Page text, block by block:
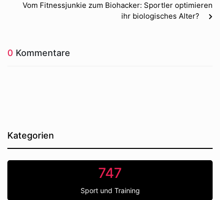
Vom Fitnessjunkie zum Biohacker: Sportler optimieren
ihr biologisches Alter?
0 Kommentare
Kategorien
747
Sport und Training